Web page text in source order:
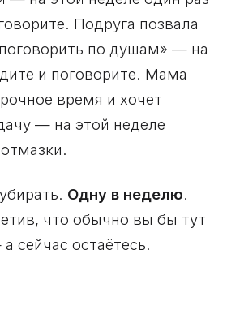
Подруга позвала
по душам» — на
и поговорите. Мама
время и хочет
— на этой неделе
Одну в неделю.
что обычно вы бы тут
сейчас остаётесь.